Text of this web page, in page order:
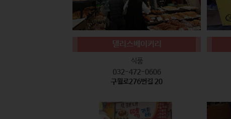
델리스베이커리
식품
032-472-0606
구월로276번길 20